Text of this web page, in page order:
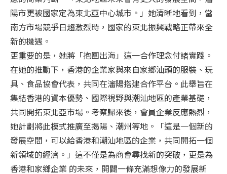
陽市更被國家定為東北亞中心城市。」她清晰地看到，當
南方市場競爭日趨激烈時，國家的東北振興戰略正帶來全
新的機遇。
更重要的是，她將「抱團出海」這一合作理念付諸實踐。
在她的推動下，香港的企業家與來自家鄉汕頭的服裝、玩
具、食品協會代表，共同在瀋陽搭建合作平台。此舉旨在
集結香港的資本優勢、國際視野與潮汕地區的產業基礎，
共同開拓東北亞市場。考察歸來後，會員企業反應熱烈，
她計劃將此模式推廣至揭陽、潮州等地。「這是一個新的
發展空間，可以給香港和潮汕地區的企業，共同開拓一個
新領域的經濟。」這不僅是為商會尋找新的突破，更是為
香港和家鄉企業 的未來，開闢一條充滿想像力的發展新